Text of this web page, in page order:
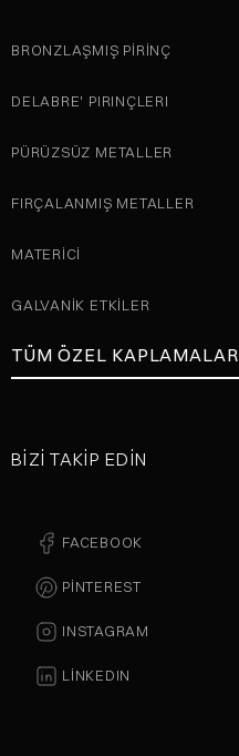
BRONZLAŞMIŞ PIRINÇ
DELABRE' PIRINÇLERI
PÜRÜZSÜZ METALLER
FIRÇALANMIŞ METALLER
MATERICI
GALVANIK ETKILER
TÜM ÖZEL KAPLAMALAR
BIZI TAKIP EDIN
FACEBOOK
PINTEREST
INSTAGRAM
LINKEDIN